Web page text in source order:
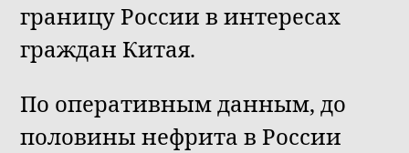
границу России в интересах
граждан Китая.
По оперативным данным, до
половины нефрита в России